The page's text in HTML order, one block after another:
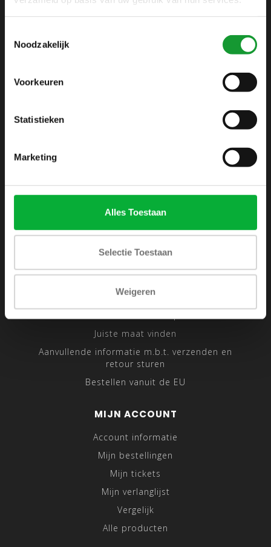
Noodzakelijk
Voorkeuren
Statistieken
Marketing
Alles Toestaan
Selectie Toestaan
Weigeren
Disclaimer
Privacy Policy
Sitemap
Traveling Tailor
Juiste maat vinden
Aanvullende informatie m.b.t. verzenden en
retour sturen
Bestellen vanuit de EU
MIJN ACCOUNT
Account informatie
Mijn bestellingen
Mijn tickets
Mijn verlanglijst
Vergelijk
Alle producten